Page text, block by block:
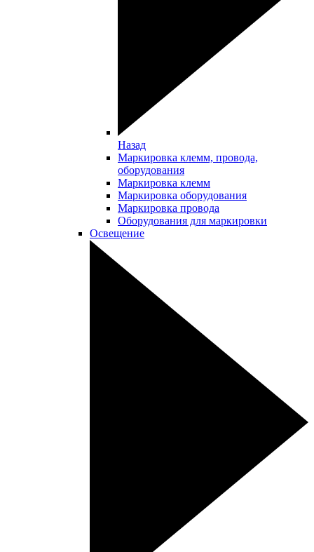
Назад
Маркировка клемм, провода,
оборудования
Маркировка клемм
Маркировка оборудования
Маркировка провода
Оборудования для маркировки
Освещение